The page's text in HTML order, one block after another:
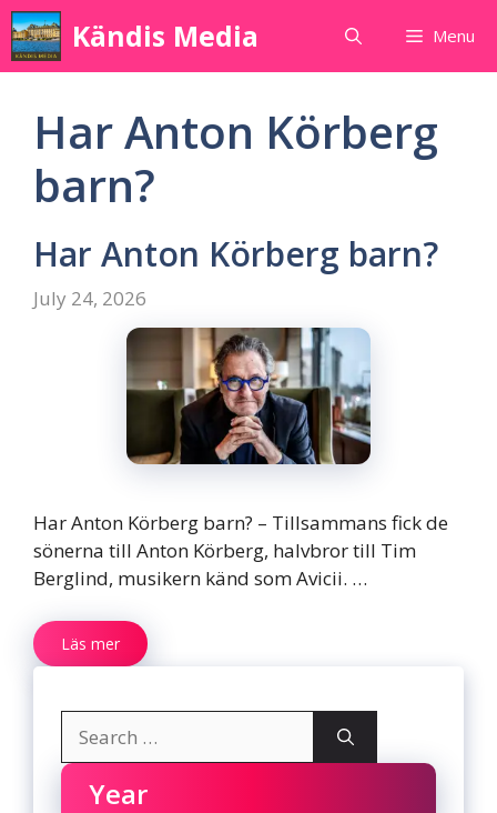
Skip
to
content
Kändis Media Menu
Har Anton Körberg
barn?
Har Anton Körberg barn?
July 24, 2026
Har Anton Körberg barn? – Tillsammans fick de
sönerna till Anton Körberg, halvbror till Tim
Berglind, musikern känd som Avicii. …
Läs mer
for:
Year